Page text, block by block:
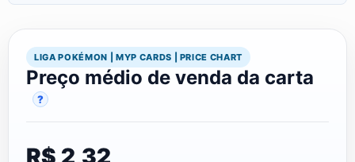
LIGA POKÉMON | MYP CARDS | PRICE CHART
Preço médio de venda da carta
?
R$ 2,32